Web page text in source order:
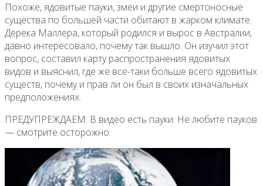
Похоже, ядовитые пауки, змеи и другие смертоносные
существа по большей части обитают в жарком климате.
Дерека Маллера, который родился и вырос в Австралии,
давно интересовало, почему так вышло. Он изучил этот
вопрос, составил карту распространения ядовитых
видов и выяснил, где же все-таки больше всего ядовитых
существ, почему и прав ли он был в своих изначальных
предположениях.
ПРЕДУПРЕЖДАЕМ: В видео есть пауки. Не любите пауков
— смотрите осторожно.